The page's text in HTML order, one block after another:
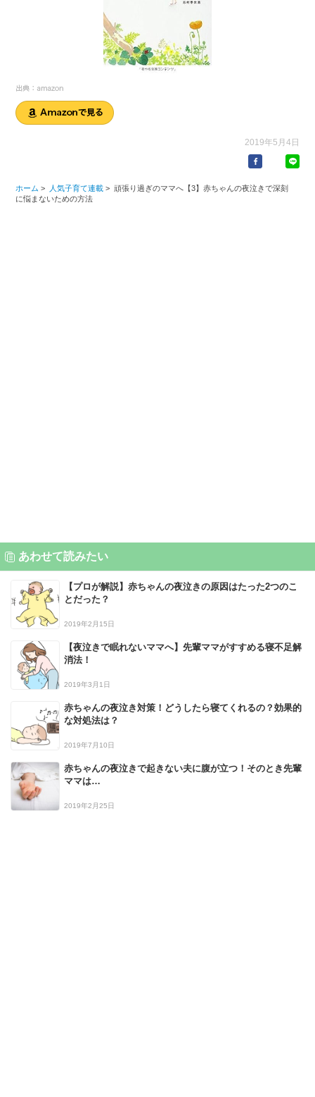
2019年5月4日
ホーム > 人気子育て連載 > 頑張り過ぎのママへ【3】赤ちゃんの夜泣きで深刻
に悩まないための方法
あわせて読みたい
【プロが解説】赤ちゃんの夜泣きの原因はたった2つのこ
とだった？
2019年2月15日
【夜泣きで眠れないママへ】先輩ママがすすめる寝不足解
消法！
2019年3月1日
赤ちゃんの夜泣き対策！どうしたら寝てくれるの？効果的
な対処法は？
2019年7月10日
赤ちゃんの夜泣きで起きない夫に腹が立つ！そのとき先輩
ママは…
2019年2月25日